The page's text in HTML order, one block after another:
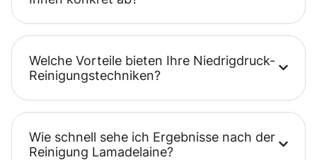
Welche Vorteile bieten Ihre Niedrigdruck-
Reinigungstechniken?
Wie schnell sehe ich Ergebnisse nach der
Reinigung Lamadelaine?